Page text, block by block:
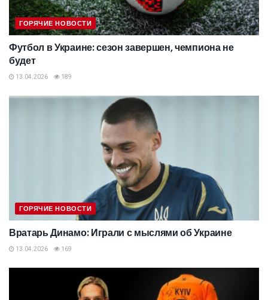
ГОРЯЧИЕ НОВОСТИ
Футбол в Украине: сезон завершен, чемпиона не
будет
13.04.2026 189
ГОРЯЧИЕ НОВОСТИ
Вратарь Динамо: Играли с мыслями об Украине
13.04.2026 169